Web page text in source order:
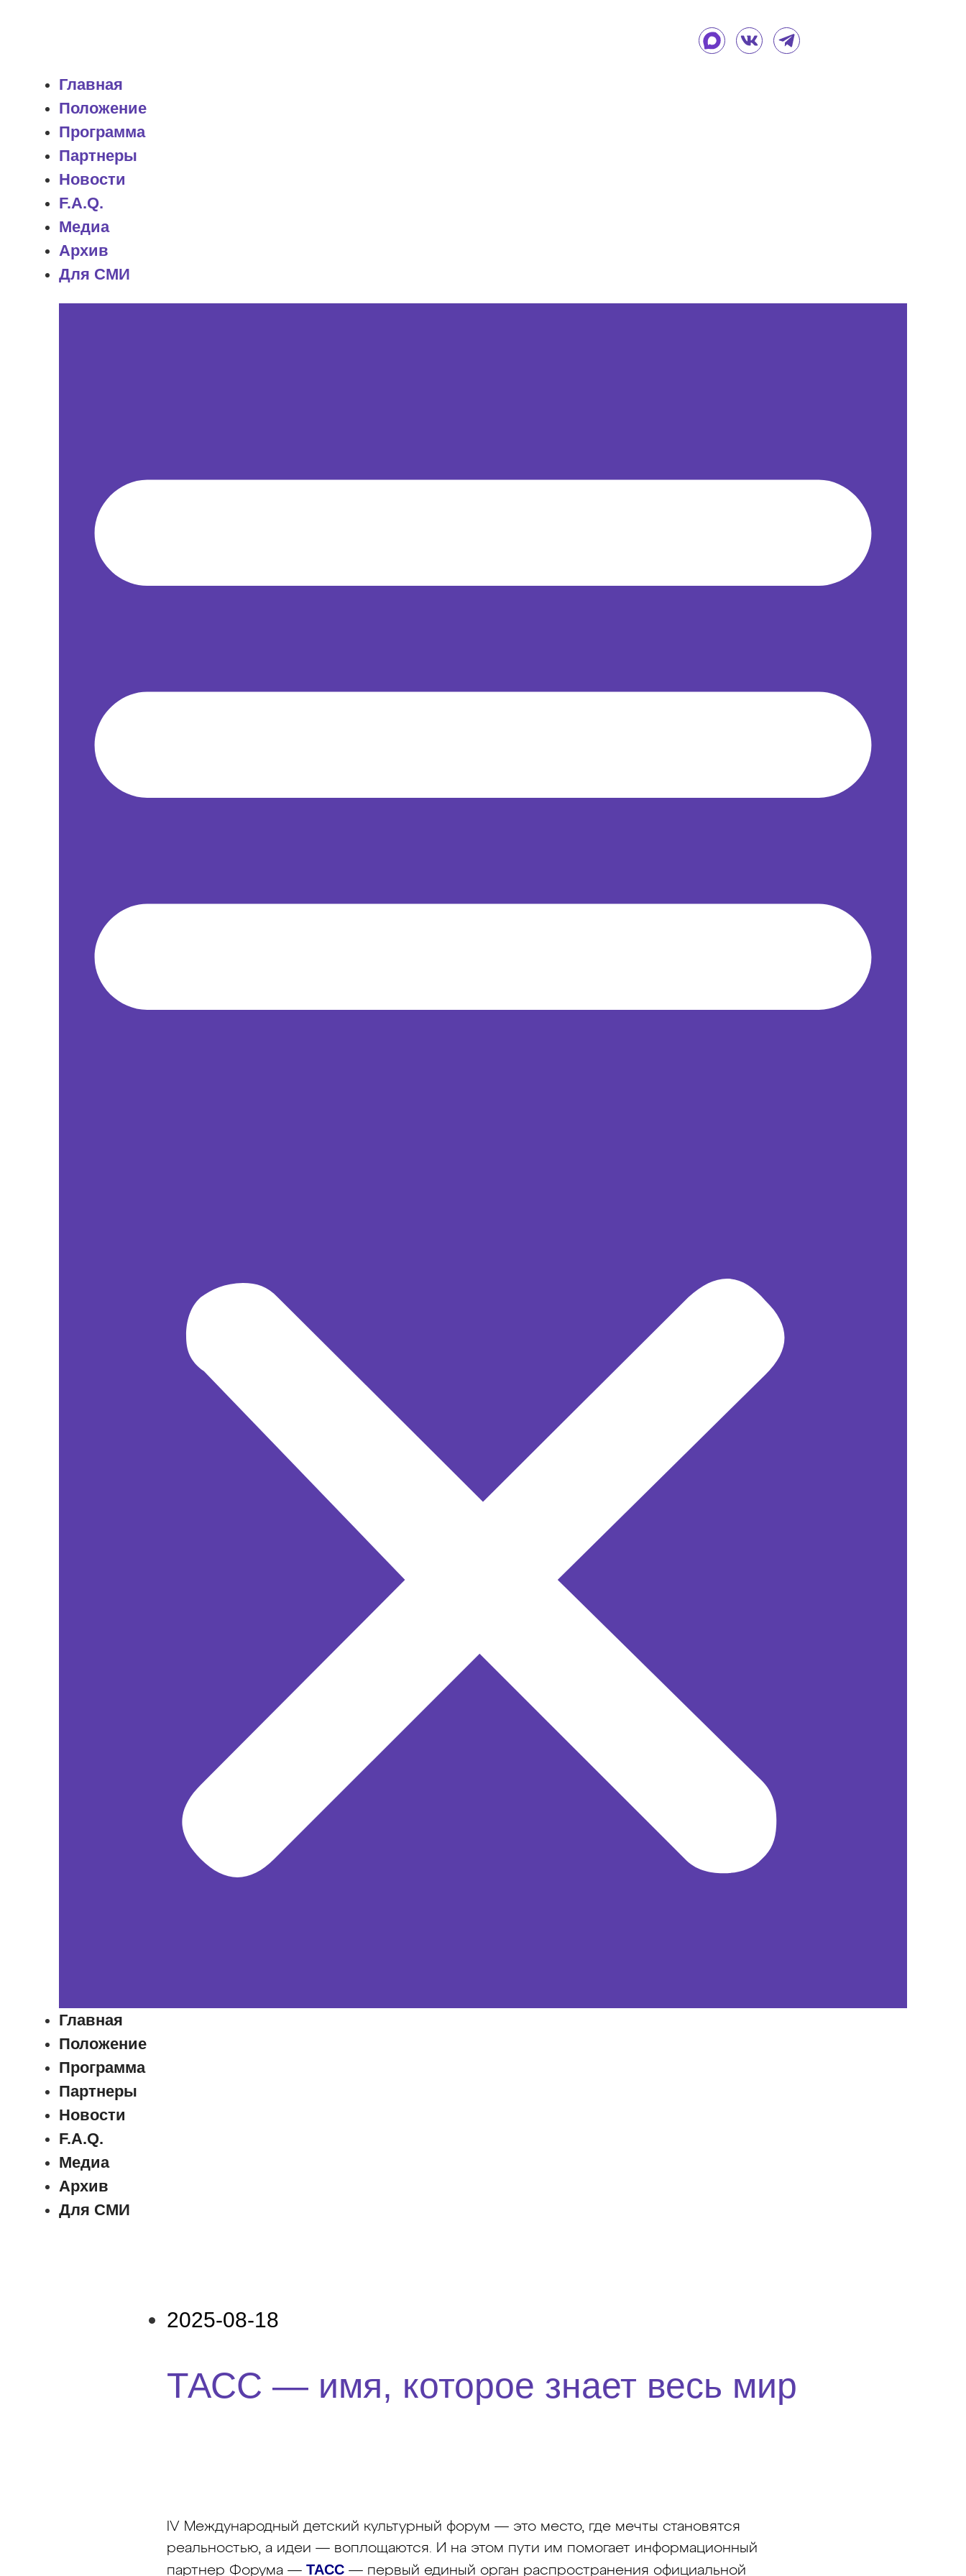
Главная
Положение
Программа
Партнеры
Новости
F.A.Q.
Медиа
Архив
Для СМИ
Главная
Положение
Программа
Партнеры
Новости
F.A.Q.
Медиа
Архив
Для СМИ
2025-08-18
ТАСС — имя, которое знает весь мир
IV Международный детский культурный форум — это место, где мечты становятся
реальностью, а идеи — воплощаются. И на этом пути им помогает информационный
партнер Форума — ТАСС — первый единый орган распространения официальной